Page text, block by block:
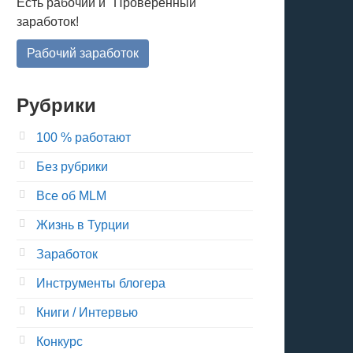
Есть рабочий и "Проверенный"
заработок!
Рабочий заработок
Рубрики
100 % работают
Без рубрики
Все об MLM
Жизнь в Турции
Заработок
Инструменты блогера
Книги / Интервью
Конкурс